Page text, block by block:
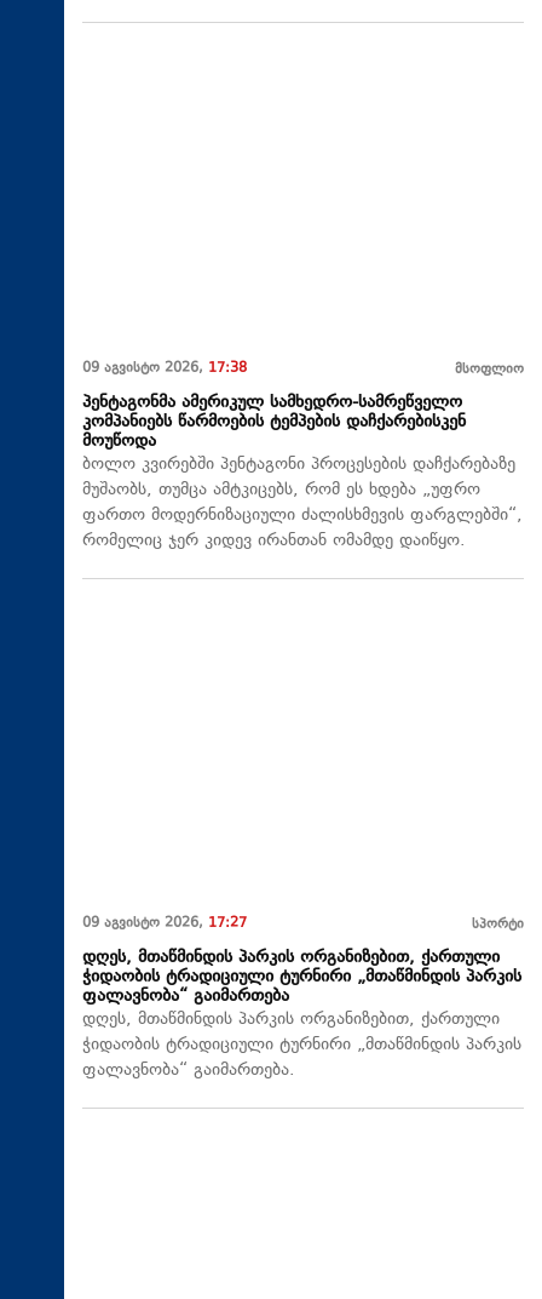
09 აგვისტო 2026, 17:38 მსოფლიო
პენტაგონმა ამერიკულ სამხედრო-სამრეწველო
კომპანიებს წარმოების ტემპების დაჩქარებისკენ
მოუწოდა
ბოლო კვირებში პენტაგონი პროცესების დაჩქარებაზე
მუშაობს, თუმცა ამტკიცებს, რომ ეს ხდება „უფრო
ფართო მოდერნიზაციული ძალისხმევის ფარგლებში“,
რომელიც ჯერ კიდევ ირანთან ომამდე დაიწყო.
09 აგვისტო 2026, 17:27 სპორტი
დღეს, მთაწმინდის პარკის ორგანიზებით, ქართული
ჭიდაობის ტრადიციული ტურნირი „მთაწმინდის პარკის
ფალავნობა“ გაიმართება
დღეს, მთაწმინდის პარკის ორგანიზებით, ქართული
ჭიდაობის ტრადიციული ტურნირი „მთაწმინდის პარკის
ფალავნობა“ გაიმართება.